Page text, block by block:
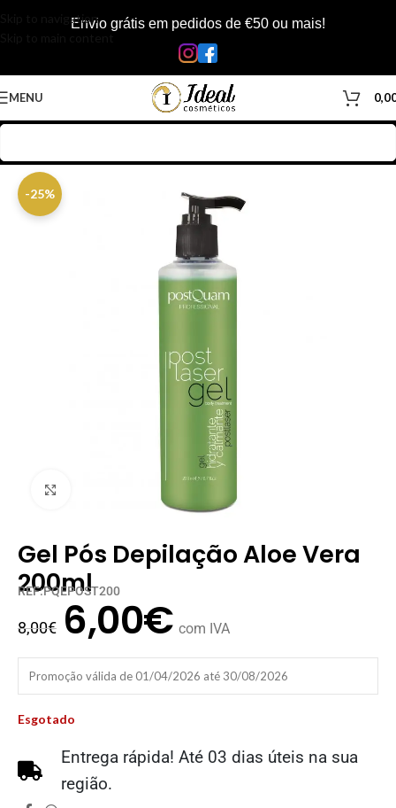
Skip to navigationEnvio grátis em pedidos de €50 ou mais!
MENU
-25%
Gel Pós Depilação Aloe Vera
200ml
REF:PQEPOST200
8,00€ 6,00€ com IVA
Promoção válida de 01/04/2026 até 30/08/2026
Esgotado
Entrega rápida! Até 03 dias úteis na sua
região.